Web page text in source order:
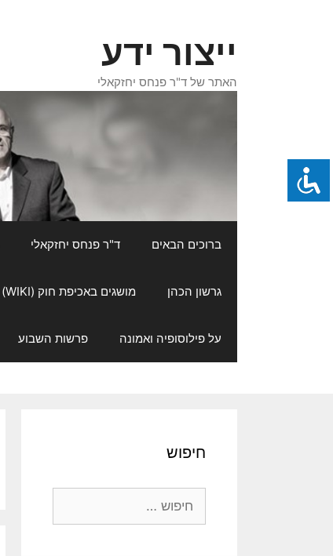
ייצור ידע
האתר של ד"ר פנחס יחזקאלי
ברוכים הבאים ד"ר פנחס יחזקאלי
גרשון הכהן מושגים באכיפת חוק (WIKI)
על פילוסופיה ואמונה פרשות השבוע
חיפוש